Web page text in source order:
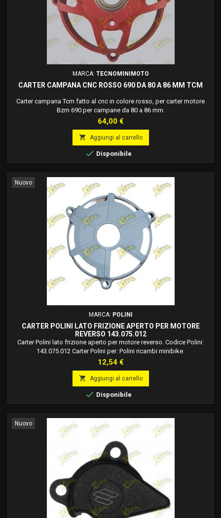
MARCA: TECNOMINIMOTO
CARTER CAMPANA CNC ROSSO 690 DA 80 A 86 MM TCM
Carter campana Tcm fatto al cnc in colore rosso, per carter motore
Bzm 690 per campane da 80 a 86 mm.
Prezzo
64,00 €
 Aggiungi al carrello
 Disponibile
Nuovo
MARCA: POLINI
CARTER POLINI LATO FRIZIONE APERTO PER MOTORE
REVERSO 143.075.012
Carter Polini lato frizione aperto per motore reverso. Codice Polini:
143.075.012 Carter Polini per: Polini ricambi minibike.
Prezzo
12,54 €
 Aggiungi al carrello
 Disponibile
Nuovo